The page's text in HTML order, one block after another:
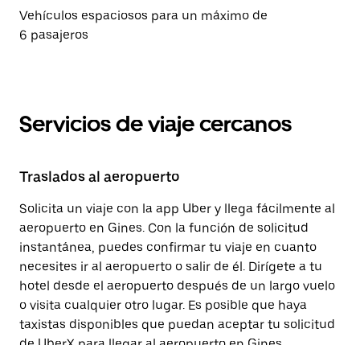
Vehículos espaciosos para un máximo de
6 pasajeros
Servicios de viaje cercanos
Traslados al aeropuerto
Solicita un viaje con la app Uber y llega fácilmente al
aeropuerto en Gines. Con la función de solicitud
instantánea, puedes confirmar tu viaje en cuanto
necesites ir al aeropuerto o salir de él. Dirígete a tu
hotel desde el aeropuerto después de un largo vuelo
o visita cualquier otro lugar. Es posible que haya
taxistas disponibles que puedan aceptar tu solicitud